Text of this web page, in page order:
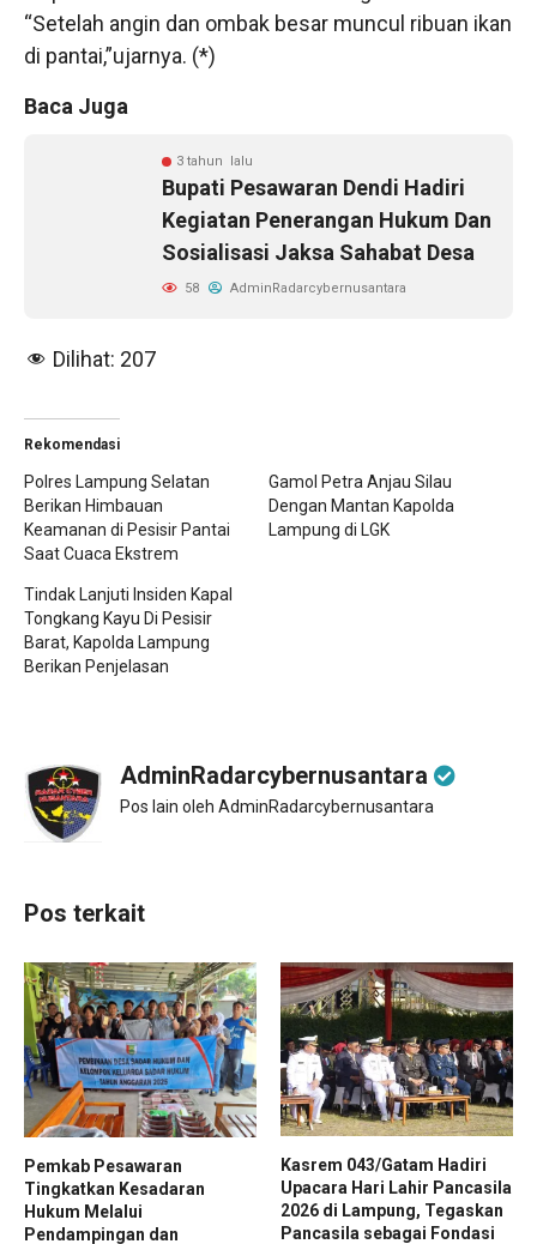
“Setelah angin dan ombak besar muncul ribuan ikan
di pantai,”ujarnya. (*)
Baca Juga
3 tahun lalu
Bupati Pesawaran Dendi Hadiri
Kegiatan Penerangan Hukum Dan
Sosialisasi Jaksa Sahabat Desa
58 AdminRadarcybernusantara
Dilihat: 207
Rekomendasi
Polres Lampung Selatan
Berikan Himbauan
Keamanan di Pesisir Pantai
Saat Cuaca Ekstrem
Gamol Petra Anjau Silau
Dengan Mantan Kapolda
Lampung di LGK
Tindak Lanjuti Insiden Kapal
Tongkang Kayu Di Pesisir
Barat, Kapolda Lampung
Berikan Penjelasan
AdminRadarcybernusantara
Pos lain oleh AdminRadarcybernusantara
Pos terkait
Pemkab Pesawaran
Tingkatkan Kesadaran
Hukum Melalui
Pendampingan dan
Kasrem 043/Gatam Hadiri
Upacara Hari Lahir Pancasila
2026 di Lampung, Tegaskan
Pancasila sebagai Fondasi